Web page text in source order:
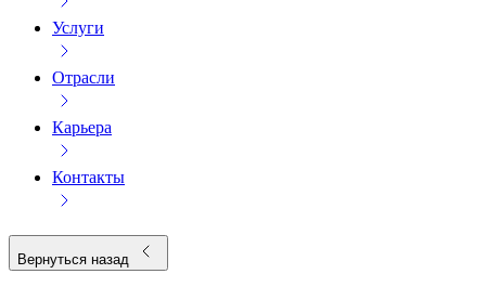
Услуги
Отрасли
Карьера
Контакты
Вернуться назад